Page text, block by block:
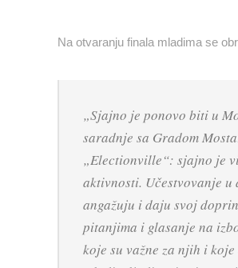
Na otvaranju finala mladima se
„Sjajno je ponovo biti u
saradnje sa Gradom
„Electionville“: sjajno je
aktivnosti. Učestvovanje u
angažuju i daju svoj
pitanjima i glasanje na
koje su važne za njih i